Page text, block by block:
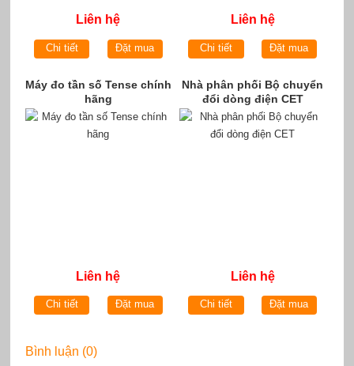
Liên hệ
Chi tiết Đặt mua
Liên hệ
Chi tiết Đặt mua
Máy đo tần số Tense chính
hãng
Liên hệ
Chi tiết Đặt mua
Nhà phân phối Bộ chuyển
đổi dòng điện CET
Liên hệ
Chi tiết Đặt mua
Bình luận (0)